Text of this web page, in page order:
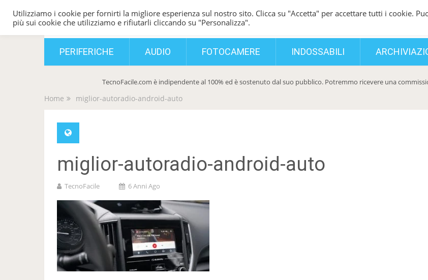
TecnoFacile
PERIFERICHE AUDIO FOTOCAMERE INDOSSABILI
TecnoFacile.com è indipendente al 100% ed è sostenuto dal suo pubblico. Potremmo ricevere una
Home miglior-autoradio-android-auto
miglior-autoradio-android-auto
TecnoFacile 6 Anni Ago
Utilizziamo i cookie per fornirti la migliore esperienza sul nostro sito. Clicca su "Accetta" per accettare tutti i cookie.
più sui cookie che utilizziamo e rifiutarli cliccando su "Personalizza".